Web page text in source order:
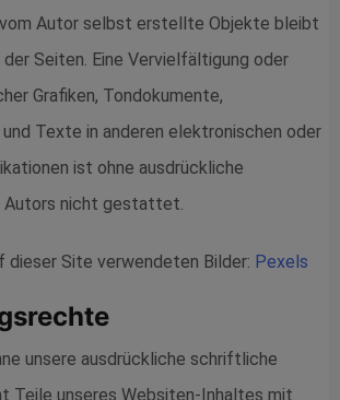
Autor selbst erstellte Objekte bleibt
Seiten. Eine Vervielfältigung oder
Grafiken, Tondokumente,
Texte in anderen elektronischen oder
ist ohne ausdrückliche
Autors nicht gestattet.
dieser Site verwendeten Bilder: Pexels
unsere ausdrückliche schriftliche
Teile unseres Websiten-Inhaltes mit